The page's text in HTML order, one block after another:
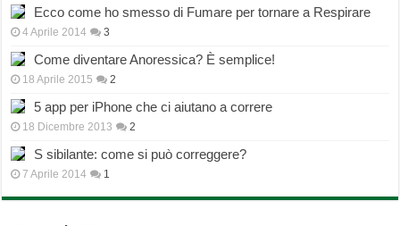
Ecco come ho smesso di Fumare per tornare a Respirare
4 Aprile 2014 3
Come diventare Anoressica? È semplice!
18 Aprile 2015 2
5 app per iPhone che ci aiutano a correre
18 Dicembre 2013 2
S sibilante: come si può correggere?
7 Aprile 2014 1